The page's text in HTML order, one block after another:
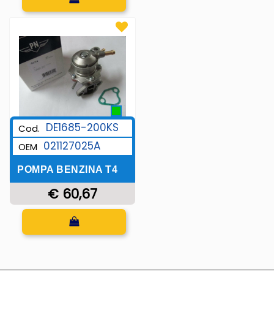
Cod. DE1685-200KS
OEM 021127025A
POMPA BENZINA T4
€ 60,67
Quantità